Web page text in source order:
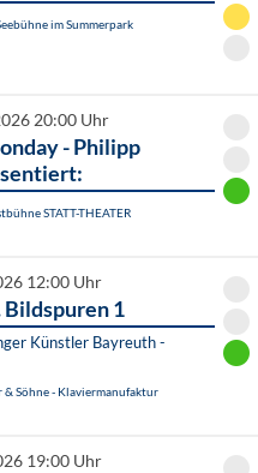
im Summerpark
20:00 Uhr
- Philipp
STATT-THEATER
12:00 Uhr
Bildspuren 1
Künstler Bayreuth -
& Söhne - Klaviermanufaktur
19:00 Uhr